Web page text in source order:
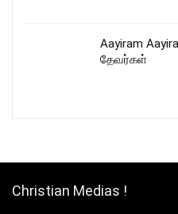
Aayiram
தேவர்கள்
Christian Medias !